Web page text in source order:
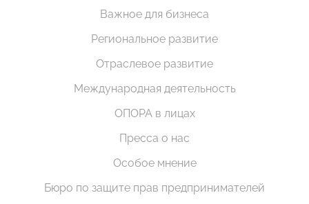
Важное для бизнеса
Региональное развитие
Отраслевое развитие
Международная деятельность
ОПОРА в лицах
Пресса о нас
Особое мнение
Бюро по защите прав предпринимателей